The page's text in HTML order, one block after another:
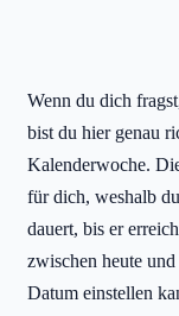
Wenn du dich
bist du hier genau
Kalenderwoche.
für dich, weshalb
dauert, bis er
zwischen heute
Datum einstellen